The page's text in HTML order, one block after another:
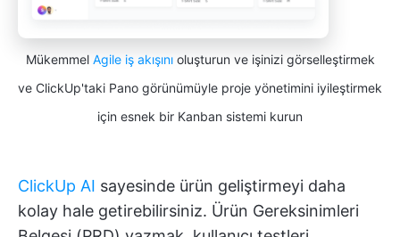
Mükemmel Agile iş akışınıoluşturun ve işinizi görselleştirmek
ve ClickUp'taki Pano görünümüyle proje yönetimini iyileştirmek
için esnek bir Kanban sistemi kurun
ClickUp AI sayesinde ürün geliştirmeyi daha
kolay hale getirebilirsiniz. Ürün Gereksinimleri